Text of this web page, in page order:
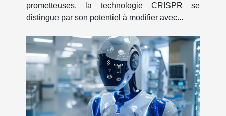
prometteuses, la technologie CRISPR se
distingue par son potentiel à modifier avec...